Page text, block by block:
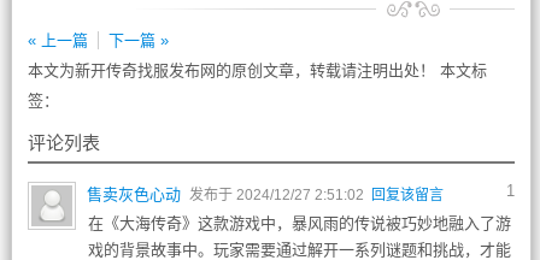
« 上一篇
下一篇 »
本文为新开传奇找服发布网的原创文章，转载请注明出处！ 本文标
签：
评论列表
1
售卖灰色心动 发布于 2024/12/27 2:51:02 回复该留言
在《大海传奇》这款游戏中，暴风雨的传说被巧妙地融入了游
戏的背景故事中。玩家需要通过解开一系列谜题和挑战，才能